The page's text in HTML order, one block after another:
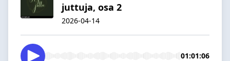
juttuja, osa 2
2026-04-14
01:01:06